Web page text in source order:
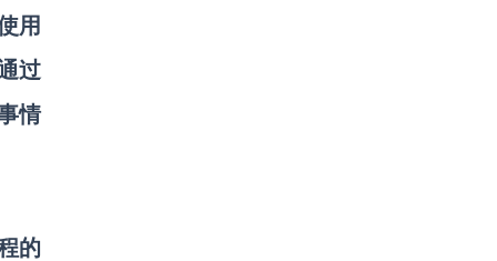
用
过
情
的